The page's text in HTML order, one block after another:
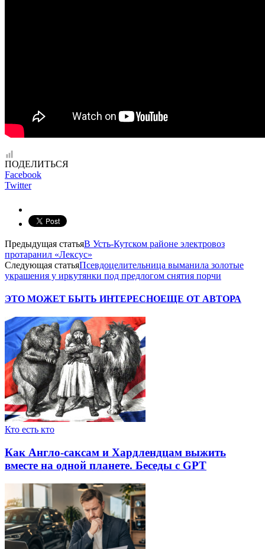
ПОДЕЛИТЬСЯ
Facebook
Twitter
Предыдущая статьяВ Усть-Кутском районе электровоз
протаранил «Лексус»
Следующая статьяПсевдоцелительница выманила золотые
украшения у иркутянки под предлогом снятия порчи
ЭТО МОЖЕТ БЫТЬ ИНТЕРЕСНОЕЩЕ ОТ АВТОРА
Кто есть кто
Как Англо-саксам и Хардлендцам выжить
вместе на одной планете. Беседы с GPT